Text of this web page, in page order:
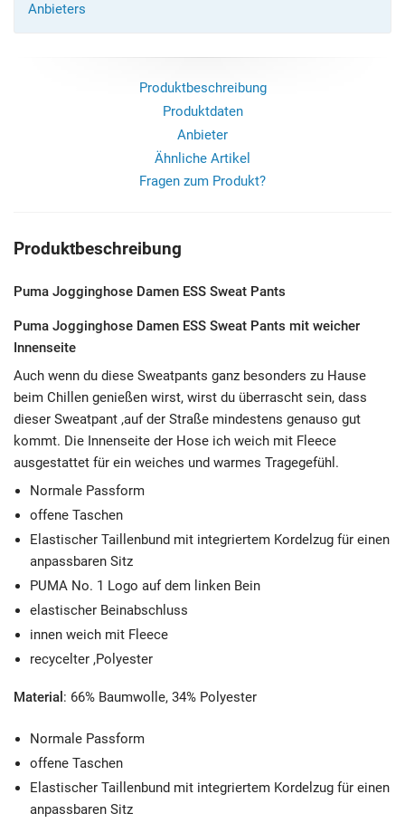
Anbieters
Produktbeschreibung
Produktdaten
Anbieter
Ähnliche Artikel
Fragen zum Produkt?
Produktbeschreibung
Puma Jogginghose Damen ESS Sweat Pants
Puma Jogginghose Damen ESS Sweat Pants mit weicher
Innenseite
Auch wenn du diese Sweatpants ganz besonders zu Hause
beim Chillen genießen wirst, wirst du überrascht sein, dass
dieser Sweatpant ,auf der Straße mindestens genauso gut
kommt. Die Innenseite der Hose ich weich mit Fleece
ausgestattet für ein weiches und warmes Tragegefühl.
Normale Passform
offene Taschen
Elastischer Taillenbund mit integriertem Kordelzug für einen
anpassbaren Sitz
PUMA No. 1 Logo auf dem linken Bein
elastischer Beinabschluss
innen weich mit Fleece
recycelter ,Polyester
Material : 66% Baumwolle, 34% Polyester
Normale Passform
offene Taschen
Elastischer Taillenbund mit integriertem Kordelzug für einen
anpassbaren Sitz